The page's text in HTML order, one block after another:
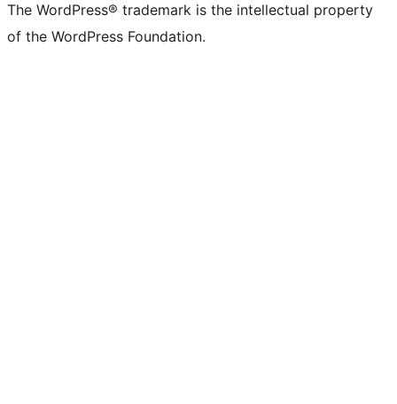
The WordPress® trademark is the intellectual property
of the WordPress Foundation.